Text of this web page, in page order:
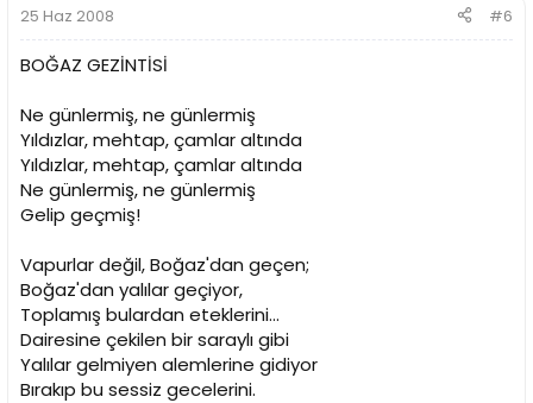
25 Haz 2008 #6
BOĞAZ GEZİNTİSİ
Ne günlermiş, ne günlermiş
Yıldızlar, mehtap, çamlar altında
Yıldızlar, mehtap, çamlar altında
Ne günlermiş, ne günlermiş
Gelip geçmiş!
Vapurlar değil, Boğaz'dan geçen;
Boğaz'dan yalılar geçiyor,
Toplamış bulardan eteklerini...
Dairesine çekilen bir saraylı gibi
Yalılar gelmiyen alemlerine gidiyor
Bırakıp bu sessiz gecelerini.